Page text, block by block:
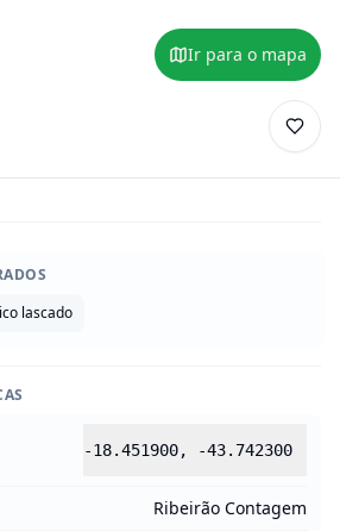
Ir para o mapa
lascado
-18.451900, -43.742300
Ribeirão Contagem